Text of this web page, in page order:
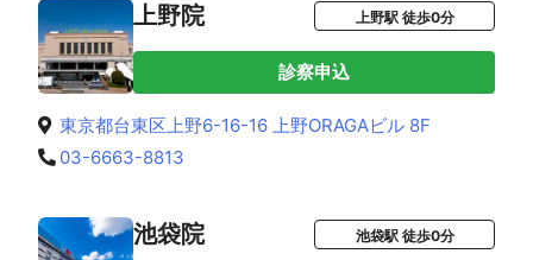
上野院 上野駅 徒歩0分
診察申込
東京都台東区上野6-16-16 上野ORAGAビル 8F
03-6663-8813
池袋院 池袋駅 徒歩0分